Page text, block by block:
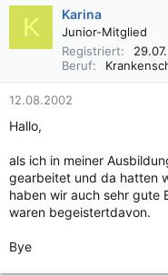
K Karina
Junior-Mitglied
Registriert
Beruf
12.08.2002
Hallo,
als ich in meiner
gearbeitet und da hatten
haben wir auch sehr gute
waren begeistertdavon.
Bye